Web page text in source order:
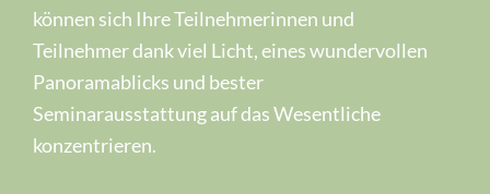
können sich Ihre Teilnehmerinnen und
Teilnehmer dank viel Licht, eines wundervollen
Panoramablicks und bester
Seminarausstattung auf das Wesentliche
konzentrieren.